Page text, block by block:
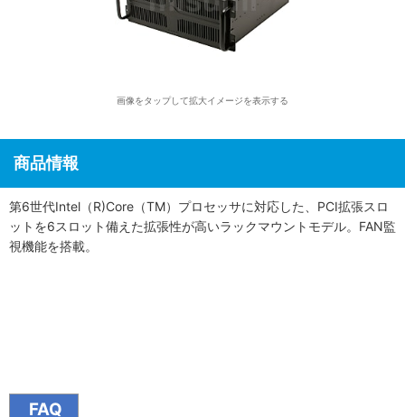
画像をタップして拡大イメージを表示する
商品情報
第6世代Intel（R)Core（TM）プロセッサに対応した、PCI拡張スロ
ットを6スロット備えた拡張性が高いラックマウントモデル。FAN監
視機能を搭載。
FAQ